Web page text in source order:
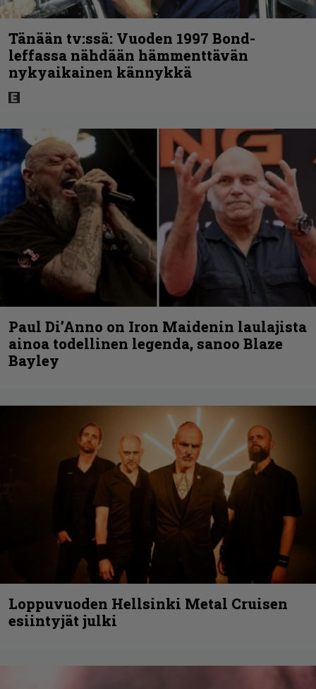
Tänään tv:ssä: Vuoden 1997 Bond-
leffassa nähdään hämmenttävän
nykyaikainen kännykkä
Paul Di’Anno on Iron Maidenin laulajista
ainoa todellinen legenda, sanoo Blaze
Bayley
Loppuvuoden Hellsinki Metal Cruisen
esiintyjät julki